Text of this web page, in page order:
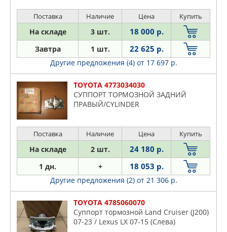
TRUCKTEC AUTOMOTIVE
TRW
VAG
VIKA
ЛАДА
Поставка Наличие Цена Купить
На складе 3 шт. 18 000 р.
Завтра 1 шт. 22 625 р.
Другие предложения (4) от 17 697 р.
TOYOTA 4773034030
СУППОРТ ТОРМОЗНОЙ ЗАДНИЙ
ПРАВЫЙ/CYLINDER
Поставка Наличие Цена Купить
На складе 2 шт. 24 180 р.
1 дн. + 18 053 р.
Другие предложения (2) от 21 306 р.
TOYOTA 4785060070
Суппорт тормозной Land Cruiser (J200)
07-23 / Lexus LX 07-15 (Слева)